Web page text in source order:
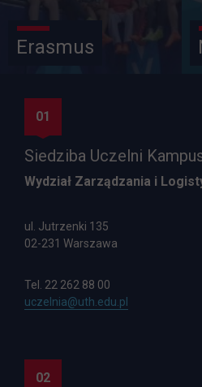
Erasmus
01
Siedziba Uczelni
Wydział Zarządzania i
ul. Jutrzenki 135
02-231 Warszawa
Tel. 22 262 88 00
Email do Wydziału Zarządzania i
uczelnia@uth.edu.pl
02